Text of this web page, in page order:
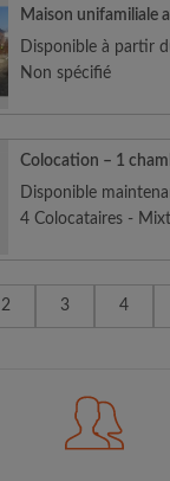
Maison unifamiliale
Disponible à partir
Non spécifié
Colocation – 1
Disponible
4 Colocataires -
2 3 4